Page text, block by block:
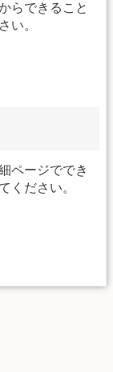
らできること
い。
ページででき
ください。